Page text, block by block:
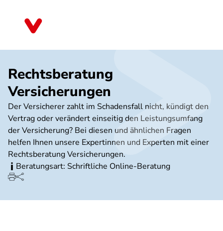
Rechtsberatung
Versicherungen
Der Versicherer zahlt im Schadensfall nicht, kündigt den
Vertrag oder verändert einseitig den Leistungsumfang
der Versicherung? Bei diesen und ähnlichen Fragen
helfen Ihnen unsere Expertinnen und Experten mit einer
Rechtsberatung Versicherungen.
Beratungsart: Schriftliche Online-Beratung